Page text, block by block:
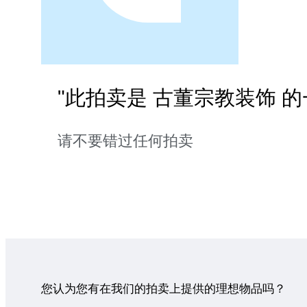
"此拍卖是 古董宗教装饰
请不要错过任何拍卖
您认为您有在我们的拍卖上提供的理想物品吗？